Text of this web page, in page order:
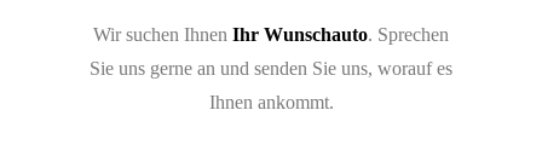
Wir suchen Ihnen Ihr Wunschauto. Sprechen
Sie uns gerne an und senden Sie uns, worauf es
Ihnen ankommt.